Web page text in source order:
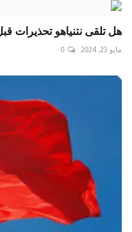
هل تلقى نتنياهو تحذيرات قبل هجوم
مايو 23, 2024 0